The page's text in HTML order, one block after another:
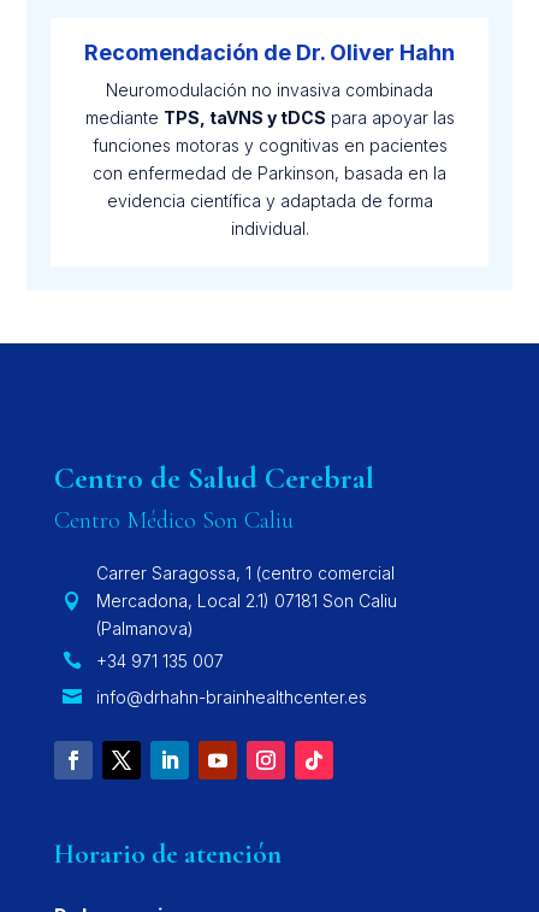
Recomendación de Dr. Oliver Hahn
Neuromodulación no invasiva combinada
mediante TPS, taVNS y tDCS para apoyar las
funciones motoras y cognitivas en pacientes
con enfermedad de Parkinson, basada en la
evidencia científica y adaptada de forma
individual.
Centro de Salud Cerebral
Centro Médico Son Caliu

Carrer Saragossa, 1 (centro comercial
Mercadona, Local 2.1) 07181 Son Caliu
(Palmanova)
 +34 971 135 007
 info@drhahn-brainhealthcenter.es
Horario de atención